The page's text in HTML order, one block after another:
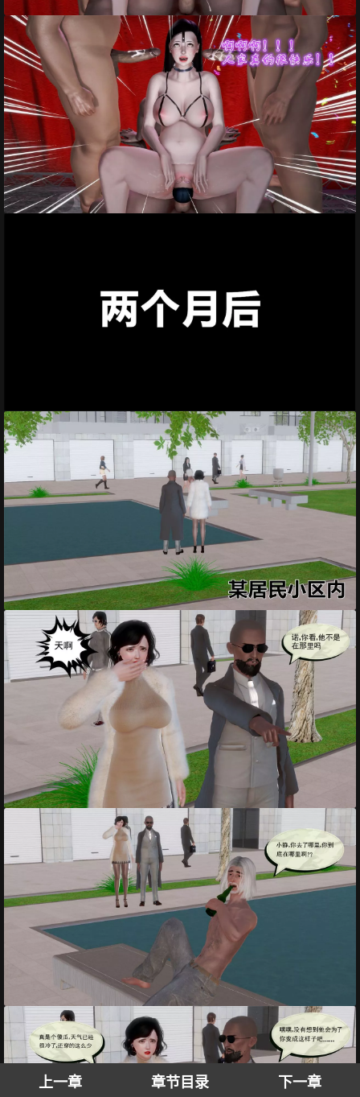
上一章 章节目录 下一章